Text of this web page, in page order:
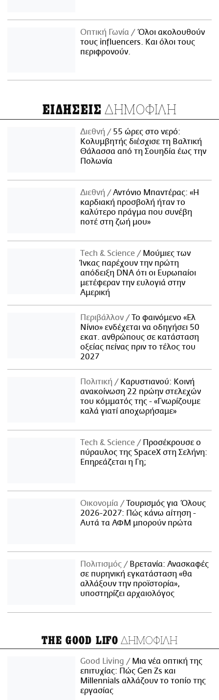
Οπτική Γωνία
Όλοι ακολουθούν
τους influencers. Και όλοι τους
περιφρονούν.
ΕΙΔΗΣΕΙΣ ΔΗΜΟΦΙΛΗ
Διεθνή
55 ώρες στο νερό:
Κολυμβητής διέσχισε τη Βαλτική
Θάλασσα από τη Σουηδία έως την
Πολωνία
Διεθνή
Αντόνιο Μπαντέρας: «Η
καρδιακή προσβολή ήταν το
καλύτερο πράγμα που συνέβη
ποτέ στη ζωή μου»
Τech & Science
Μούμιες των
Ίνκας παρέχουν την πρώτη
απόδειξη DNA ότι οι Ευρωπαίοι
μετέφεραν την ευλογιά στην
Αμερική
Περιβάλλον
Το φαινόμενο «Ελ
Νίνιο» ενδέχεται να οδηγήσει 50
εκατ. ανθρώπους σε κατάσταση
οξείας πείνας πριν το τέλος του
2027
Πολιτική
Καρυστιανού: Κοινή
ανακοίνωση 22 πρώην στελεχών
του κόμματός της - «Γνωρίζουμε
καλά γιατί αποχωρήσαμε»
Τech & Science
Προσέκρουσε ο
πύραυλος της SpaceX στη Σελήνη:
Επηρεάζεται η Γη;
Οικονομία
Τουρισμός για Όλους
2026-2027: Πώς κάνω αίτηση -
Αυτά τα ΑΦΜ μπορούν πρώτα
Πολιτισμός
Βρετανία: Ανασκαφές
σε πυρηνική εγκατάσταση «θα
αλλάξουν την προϊστορία»,
υποστηρίζει αρχαιολόγος
THE GOOD LIFO ΔΗΜΟΦΙΛΗ
Good Living
Μια νέα οπτική της
επιτυχίας: Πώς Gen Zs και
Millennials αλλάζουν το τοπίο της
εργασίας